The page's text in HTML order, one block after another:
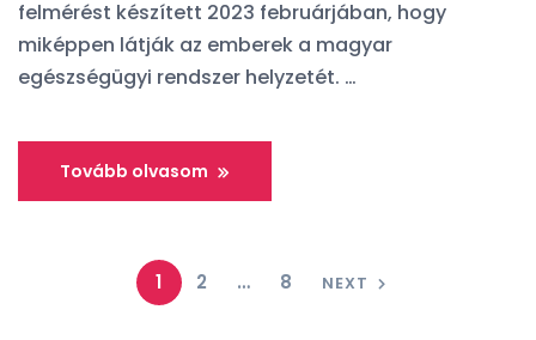
felmérést készített 2023 februárjában, hogy
miképpen látják az emberek a magyar
egészségügyi rendszer helyzetét. …
Tovább olvasom
1 2 … 8 NEXT